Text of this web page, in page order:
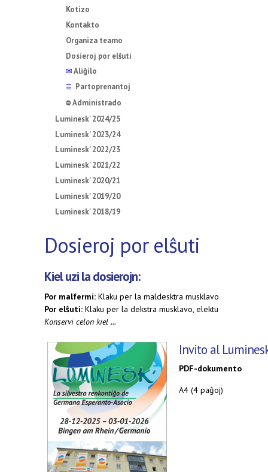
Kotizo
Kontakto
Organiza teamo
Dosieroj por elŝuti
✉Aliĝilo
☰ Partoprenantoj
⛔Administrado
Luminesk' 2024/25
Luminesk' 2023/24
Luminesk' 2022/23
Luminesk' 2021/22
Luminesk' 2020/21
Luminesk' 2019/20
Luminesk' 2018/19
Dosieroj por elŝuti
Kiel uzi la dosierojn:
Por malfermi: Klaku per la maldesktra musklavo
Por elŝuti: Klaku per la dekstra musklavo, elektu
Konservi celon kiel ...
Invito al
PDF-dokumento
A4 (4 paĝoj)